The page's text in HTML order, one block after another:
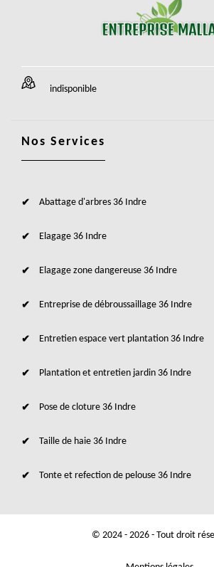
indisponible
Nos Services
Abattage d'arbres 36 Indre
Elagage 36 Indre
Elagage zone dangereuse 36 Indre
Entreprise de débroussaillage 36 Indre
Entretien espace vert plantation 36 Indre
Plantation et entretien jardin 36 Indre
Pose de cloture 36 Indre
Taille de haie 36 Indre
Tonte et refection de pelouse 36 Indre
© 2024 - 2026 - Tout droit